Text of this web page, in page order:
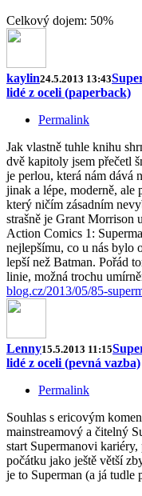
Celkový dojem: 50%
kaylin24.5.2013 13:43
lidé z oceli (paperback)
Permalink
Jak vlastně tuhle knihu
dvě kapitoly jsem přečetl
je perlou, která nám dává
jinak a lépe, moderně, ale
který ničím zásadním
strašně je Grant Morrison
Action Comics 1:
nejlepšímu, co u nás bylo
lepší než Batman. Pořád
linie, možná trochu
blog.cz/2013/05/85-
Lenny15.5.2013 11:15
lidé z oceli (pevná vazba)
Permalink
Souhlas s ericovým
mainstreamový a čitelný
start Supermanovi
počátku jako ještě větší
je to Superman (a já tudle